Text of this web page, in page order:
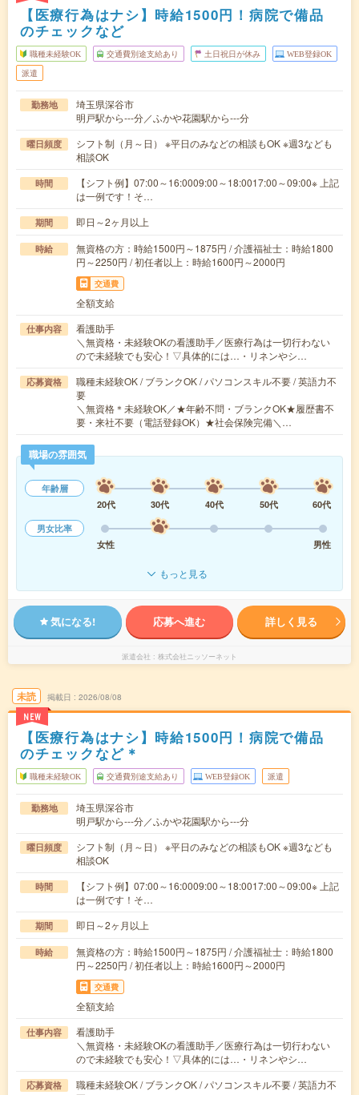
【医療行為はナシ】時給1500円！病院で備品
のチェックなど
職種未経験OK 交通費別途支給あり 土日祝日が休み WEB登録OK
派遣
勤務地
埼玉県深谷市
明戸駅から---分／ふかや花園駅から---分
曜日頻度
シフト制（月～日） ※平日のみなどの相談もOK ※週3なども
相談OK
時間
【シフト例】07:00～16:0009:00～18:0017:00～09:00※ 上記
は一例です！そ…
期間 即日～2ヶ月以上
時給
無資格の方：時給1500円～1875円 / 介護福祉士：時給1800
円～2250円 / 初任者以上：時給1600円～2000円
交通費
全額支給
仕事内容
看護助手
＼無資格・未経験OKの看護助手／医療行為は一切行わない
ので未経験でも安心！▽具体的には…・リネンやシ…
応募資格
職種未経験OK / ブランクOK / パソコンスキル不要 / 英語力不
要
＼無資格＊未経験OK／★年齢不問・ブランクOK★履歴書不
要・来社不要（電話登録OK）★社会保険完備＼…
職場の雰囲気
年齢層
20代
30代 40代 50代
60代
男女比率
女性
男性
もっと見る
気になる! 応募へ進む 詳しく見る
派遣会社 株式会社ニッソーネット
未読
NEW
掲載日 2026/08/08
【医療行為はナシ】時給1500円！病院で備品
のチェックなど＊
職種未経験OK 交通費別途支給あり WEB登録OK 派遣
勤務地
埼玉県深谷市
明戸駅から---分／ふかや花園駅から---分
曜日頻度
シフト制（月～日） ※平日のみなどの相談もOK ※週3なども
相談OK
時間
【シフト例】07:00～16:0009:00～18:0017:00～09:00※ 上記
は一例です！そ…
期間 即日～2ヶ月以上
時給
無資格の方：時給1500円～1875円 / 介護福祉士：時給1800
円～2250円 / 初任者以上：時給1600円～2000円
交通費
全額支給
仕事内容
看護助手
＼無資格・未経験OKの看護助手／医療行為は一切行わない
ので未経験でも安心！▽具体的には…・リネンやシ…
応募資格
職種未経験OK / ブランクOK / パソコンスキル不要 / 英語力不